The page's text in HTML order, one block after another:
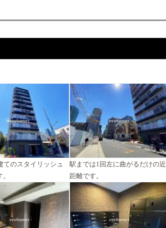
てのスタイリッシュ
駅までは1回左に曲がるだけの近
距離です。